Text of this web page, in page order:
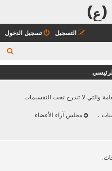
(ع)
تسجيل الدخول التسجيل
ح
والتي لا تندرج تحت التقسيمات
،
مجلس آراء الأعضاء